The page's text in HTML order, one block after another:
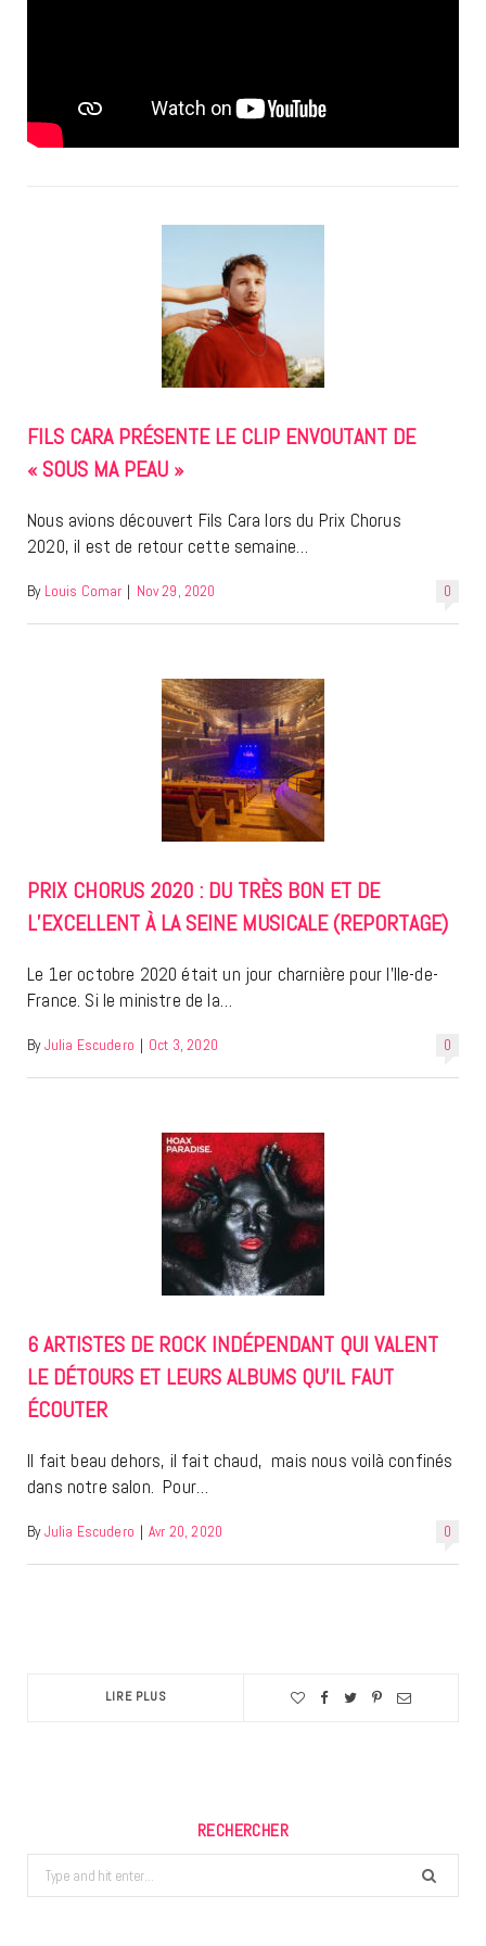
FILS CARA PRÉSENTE LE CLIP ENVOUTANT DE
« SOUS MA PEAU »
Nous avions découvert Fils Cara lors du Prix Chorus
2020, il est de retour cette semaine…
0
By Louis Comar | Nov 29, 2020
PRIX CHORUS 2020 : DU TRÈS BON ET DE
L’EXCELLENT À LA SEINE MUSICALE (REPORTAGE)
Le 1er octobre 2020 était un jour charnière pour l’Ile-de-
France. Si le ministre de la…
0
By Julia Escudero | Oct 3, 2020
6 ARTISTES DE ROCK INDÉPENDANT QUI VALENT
LE DÉTOURS ET LEURS ALBUMS QU’IL FAUT
ÉCOUTER
Il fait beau dehors, il fait chaud, mais nous voilà confinés
dans notre salon. Pour…
0
By Julia Escudero | Avr 20, 2020
LIRE PLUS
RECHERCHER
Search
for: